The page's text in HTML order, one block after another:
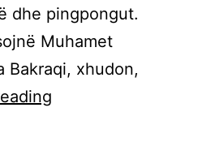
dhe pingpongut.
Muhamet
Bakraqi, xhudon,